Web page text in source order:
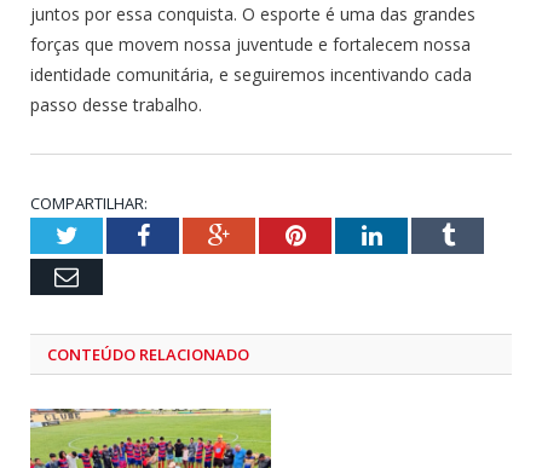
juntos por essa conquista. O esporte é uma das grandes
forças que movem nossa juventude e fortalecem nossa
identidade comunitária, e seguiremos incentivando cada
passo desse trabalho.
COMPARTILHAR:
TwitterFacebookGoogle+PinterestLinkedInTumblr
Email
CONTEÚDO RELACIONADO